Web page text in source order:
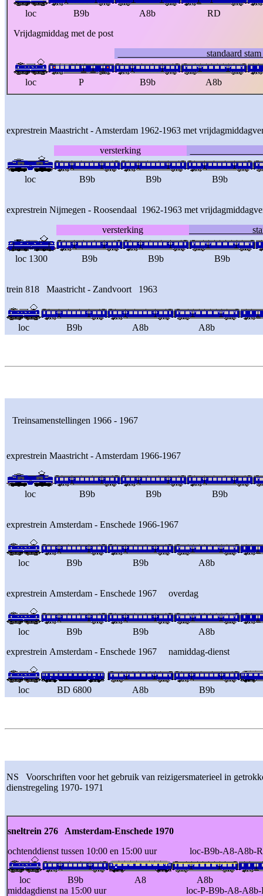
loc B9b A8b
RD
Vrijdagmiddag met de post
loc P B9b A8b
exprestrein Maastricht - Amsterdam 1962-1963 met
versterking
loc B9b B9b B9b
exprestrein Nijmegen - Roosendaal 1962-1963 met
versterking
loc 1300 B9b B9b B9b
trein 818 Maastricht - Zandvoort 1963
loc B9b A8b A8b
Treinsamenstellingen 1966 - 1967
exprestrein Maastricht - Amsterdam 1966-1967
loc B9b B9b B9b
exprestrein Amsterdam - Enschede 1966-1967
loc B9b B9b A8b
exprestrein Amsterdam - Enschede 1967 overdag
loc B9b B9b
A8b
exprestrein Amsterdam - Enschede 1967 namiddag-dienst
loc BD 6800 A8b B9b
NS Voorschriften voor het gebruik van reizigersmaterieel in
dienstregeling 1970- 1971
sneltrein 276 Amsterdam-Enschede 1970
ochtenddienst tussen 10:00 en 15:00 uur loc-B9b-A8-A8b-
loc B9b A8
A8b
middagdienst na 15:00 uur loc-P-B9b-A8-A8b-